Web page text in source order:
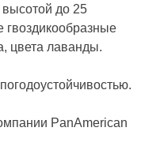
высотой до 25
гвоздикообразные
цвета лаванды.
PanAmerican